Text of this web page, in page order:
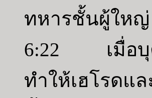
ทหารชั้นผู้ให
6:22 เมื่อบุตร
ทำให้เฮโรดแ